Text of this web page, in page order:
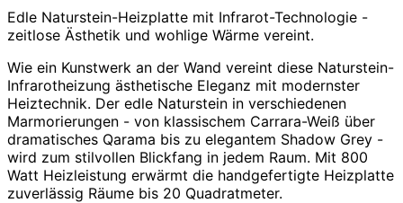
Edle Naturstein-Heizplatte mit Infrarot-Technologie -
zeitlose Ästhetik und wohlige Wärme vereint.
Wie ein Kunstwerk an der Wand vereint diese Naturstein-
Infrarotheizung ästhetische Eleganz mit modernster
Heiztechnik. Der edle Naturstein in verschiedenen
Marmorierungen - von klassischem Carrara-Weiß über
dramatisches Qarama bis zu elegantem Shadow Grey -
wird zum stilvollen Blickfang in jedem Raum. Mit 800
Watt Heizleistung erwärmt die handgefertigte Heizplatte
zuverlässig Räume bis 20 Quadratmeter.